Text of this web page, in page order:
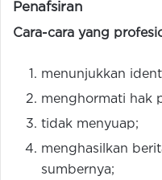
Penafsiran
Cara-cara yang
menunjukkan
menghormati hak
tidak menyuap;
menghasilkan
sumbernya;